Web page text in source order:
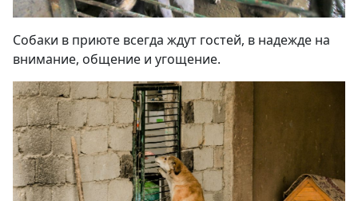
Собаки в приюте всегда ждут гостей, в надежде на
внимание, общение и угощение.